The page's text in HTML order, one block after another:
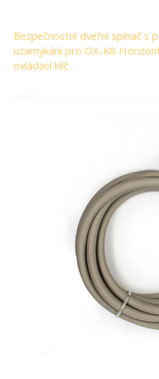
Bezpečnostní dveřní spínač s
uzamykání pro OX-K8
ovládací klíč